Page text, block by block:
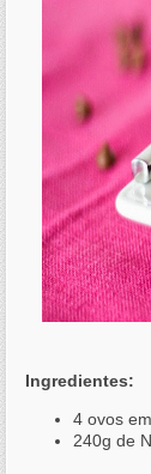
Ingredientes:
4 ovos
240g de